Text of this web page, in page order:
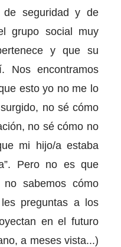
de seguridad y de
grupo social muy
y que su
Nos encontramos
esto yo no me lo
no sé cómo
no sé cómo no
mi hijo/a estaba
Pero no es que
sabemos cómo
preguntas a los
en el futuro
a meses vista...)